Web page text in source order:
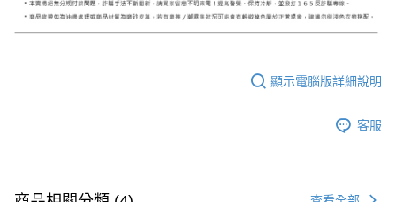
顯示電腦版詳細說明
客服